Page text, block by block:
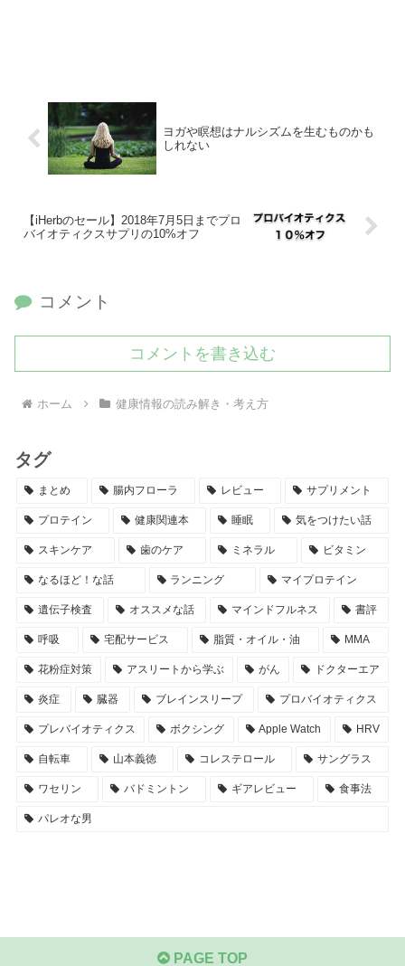
ヨガや瞑想はナルシズムを生むものかも
しれない
【iHerbのセール】2018年7月5日までプロ
バイオティクスサプリの10%オフ
コメント
コメントを書き込む
ホーム 健康情報の読み解き・考え方
タグ
まとめ 腸内フローラ レビュー サプリメント
プロテイン 健康関連本 睡眠 気をつけたい話
スキンケア 歯のケア ミネラル ビタミン
なるほど！な話 ランニング マイプロテイン
遺伝子検査 オススメな話 マインドフルネス 書評
呼吸 宅配サービス 脂質・オイル・油 MMA
花粉症対策 アスリートから学ぶ がん ドクターエア
炎症 臓器 ブレインスリープ プロバイオティクス
プレバイオティクス ボクシング Apple Watch HRV
自転車 山本義徳 コレステロール サングラス
ワセリン バドミントン ギアレビュー 食事法
パレオな男
PAGE TOP